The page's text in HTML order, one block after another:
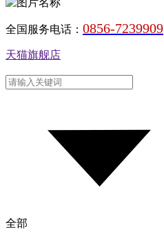
全国服务电话： 0856-7239909
天猫旗舰店
全部